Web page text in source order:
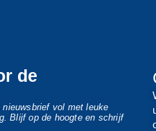
de
vol met leuke
Blijf op de hoogte en schrijf